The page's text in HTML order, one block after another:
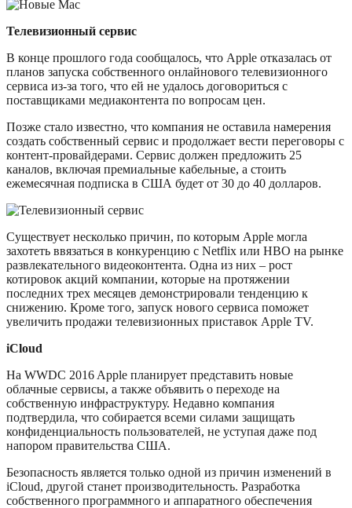
Телевизионный сервис
В конце прошлого года сообщалось, что Apple отказалась от
планов запуска собственного онлайнового телевизионного
сервиса из-за того, что ей не удалось договориться с
поставщиками медиаконтента по вопросам цен.
Позже стало известно, что компания не оставила намерения
создать собственный сервис и продолжает вести переговоры с
контент-провайдерами. Сервис должен предложить 25
каналов, включая премиальные кабельные, а стоить
ежемесячная подписка в США будет от 30 до 40 долларов.
Существует несколько причин, по которым Apple могла
захотеть ввязаться в конкуренцию с Netflix или HBO на рынке
развлекательного видеоконтента. Одна из них – рост
котировок акций компании, которые на протяжении
последних трех месяцев демонстрировали тенденцию к
снижению. Кроме того, запуск нового сервиса поможет
увеличить продажи телевизионных приставок Apple TV.
iCloud
На WWDC 2016 Apple планирует представить новые
облачные сервисы, а также объявить о переходе на
собственную инфраструктуру. Недавно компания
подтвердила, что собирается всеми силами защищать
конфиденциальность пользователей, не уступая даже под
напором правительства США.
Безопасность является только одной из причин изменений в
iCloud, другой станет производительность. Разработка
собственного программного и аппаратного обеспечения